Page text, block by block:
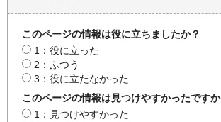
このページの情報は役に立ちましたか？
1：役に立った
2：ふつう
3：役に立たなかった
このページの情報は見つけやすかったですか
1：見つけやすかった